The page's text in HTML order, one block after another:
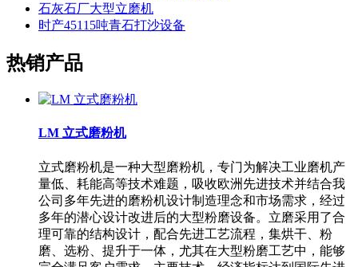
石灰石厂大型立磨机
时产45115吨青石打沙设备
热销产品
LM 立式磨粉机
立式磨粉机是一种大型磨粉机，专门为解决工业磨机产
量低、耗能高等技术难题，吸收欧洲先进技术并结合我
公司多年先进的磨粉机设计制造理念和市场需求，经过
多年的潜心设计改进后的大型粉磨设备。立磨采用了合
理可靠的结构设计，配合先进工艺流程，集烘干、粉
磨、选粉、提升于一体，尤其在大型粉磨工艺中，能够